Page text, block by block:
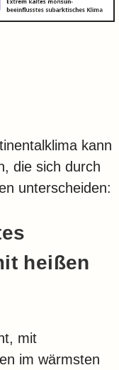
kann
die sich durch
unterscheiden:
heißen
mit
im wärmsten